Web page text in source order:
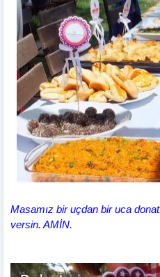
Masamız bir uçdan bir uca
versin. AMİN.